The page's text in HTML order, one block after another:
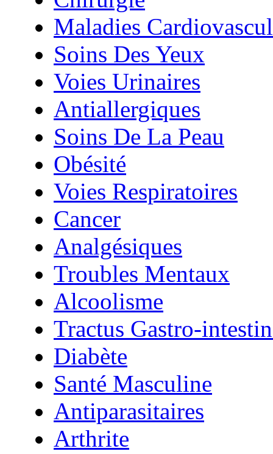
Maladies
Soins Des Yeux
Voies Urinaires
Antiallergiques
Soins De La Peau
Obésité
Voies Respiratoires
Cancer
Analgésiques
Troubles Mentaux
Alcoolisme
Tractus Gastro-
Diabète
Santé Masculine
Antiparasitaires
Arthrite